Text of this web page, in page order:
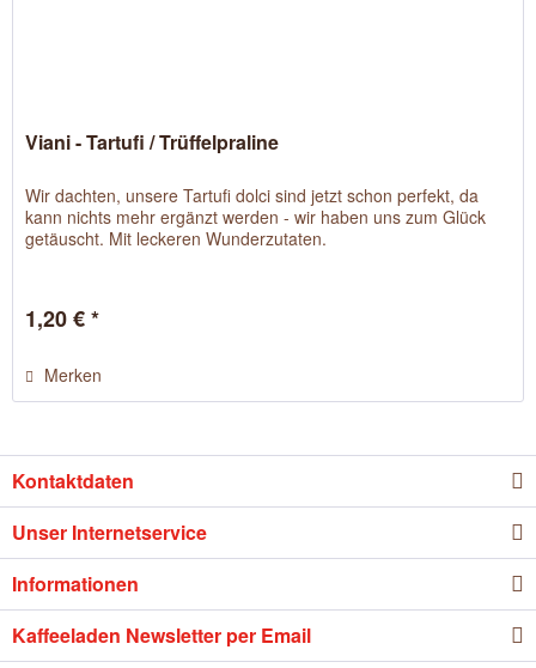
Viani - Tartufi / Trüffelpraline
Wir dachten, unsere Tartufi dolci sind jetzt schon perfekt, da
kann nichts mehr ergänzt werden - wir haben uns zum Glück
getäuscht. Mit leckeren Wunderzutaten.
1,20 € *
Merken
Kontaktdaten
Unser Internetservice
Informationen
Kaffeeladen Newsletter per Email